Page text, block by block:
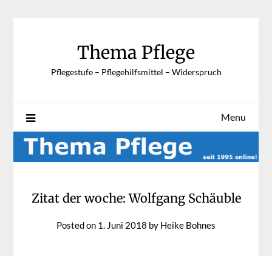
Thema Pflege
Pflegestufe – Pflegehilfsmittel – Widerspruch
Menu
Zitat der woche: Wolfgang Schäuble
Posted on 1. Juni 2018 by Heike Bohnes